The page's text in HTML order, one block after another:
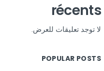
récents
لا توجد تعليقات للعرض.
POPULAR POSTS